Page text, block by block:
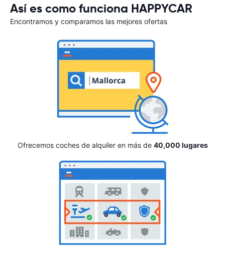
Así es como funciona HAPPYCAR
Encontramos y comparamos las mejores ofertas
Ofrecemos coches de alquiler en más de 40,000 lugares